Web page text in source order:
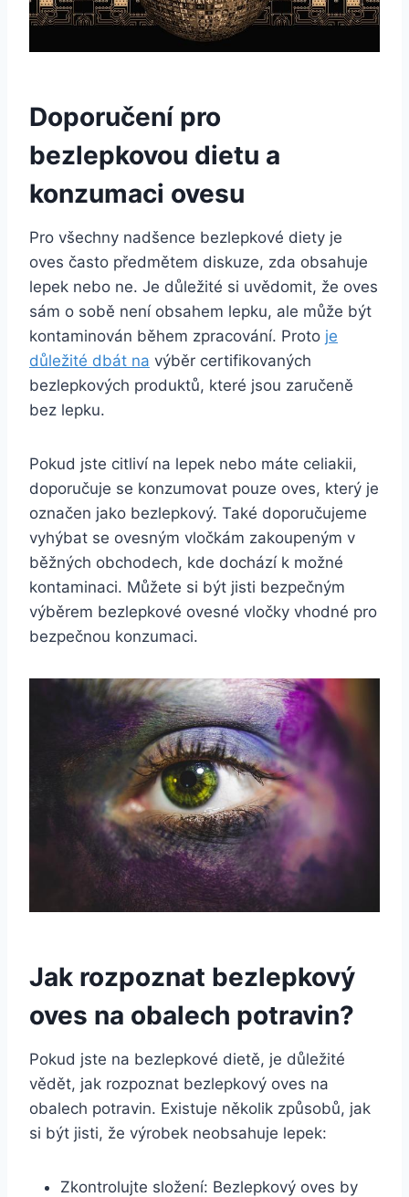
Doporučení pro
bezlepkovou dietu a
konzumaci ovesu
Pro všechny nadšence bezlepkové diety je
oves často předmětem diskuze, zda obsahuje
lepek nebo ne. Je důležité si uvědomit, že oves
sám o sobě není obsahem lepku, ale může být
kontaminován během zpracování. Proto je
důležité dbát na výběr certifikovaných
bezlepkových produktů, které jsou zaručeně
bez lepku.
Pokud jste citliví na lepek nebo máte celiakii,
doporučuje se konzumovat pouze oves, který je
označen jako bezlepkový. Také doporučujeme
vyhýbat se ovesným vločkám zakoupeným v
běžných obchodech, kde dochází k možné
kontaminaci. Můžete si být jisti bezpečným
výběrem bezlepkové ovesné vločky vhodné pro
bezpečnou konzumaci.
Jak rozpoznat bezlepkový
oves na obalech potravin?
Pokud jste na bezlepkové dietě, je důležité
vědět, jak rozpoznat bezlepkový oves na
obalech potravin. Existuje několik způsobů, jak
si být jisti, že výrobek neobsahuje lepek:
Zkontrolujte složení: Bezlepkový oves by